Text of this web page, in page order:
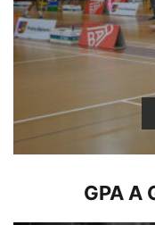
GPA A